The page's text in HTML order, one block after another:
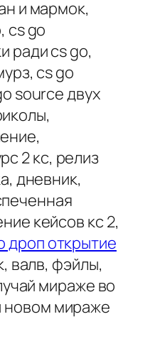
и мармок,
cs go
ради cs go,
cs go
source двух
2 кс, релиз
дневник,
кейсов кс 2,
дроп открытие
валв, фэйлы,
мираже во
новом мираже